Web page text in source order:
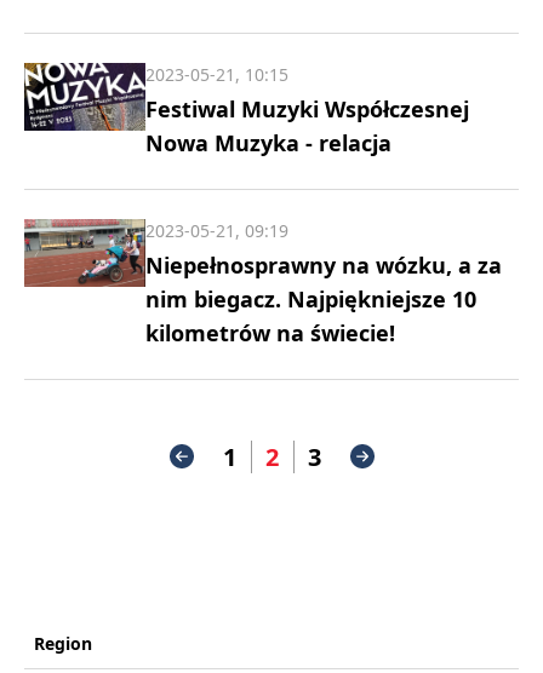
Festiwal Muzyki Współczesnej
Nowa Muzyka - relacja
2023-05-21, 10:15
Niepełnosprawny na wózku, a za
nim biegacz. Najpiękniejsze 10
kilometrów na świecie!
2023-05-21, 09:19
1 2 3
Region